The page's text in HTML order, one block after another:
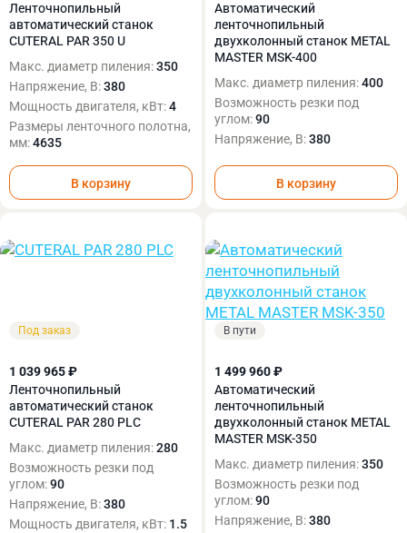
Ленточнопильный
автоматический станок
CUTERAL PAR 350 U
Макс. диаметр пиления:350
Напряжение, В:380
Мощность двигателя, кВт:4
Размеры ленточного полотна,
мм:4635
В корзину
Автоматический
ленточнопильный
двухколонный станок METAL
MASTER MSK-400
Макс. диаметр пиления:400
Возможность резки под
углом:90
Напряжение, В:380
В корзину
Под заказ
1 039 965 ₽
Ленточнопильный
автоматический станок
CUTERAL PAR 280 PLC
Макс. диаметр пиления:280
Возможность резки под
углом:90
Напряжение, В:380
Мощность двигателя, кВт: 1.5
В пути
1 499 960 ₽
Автоматический
ленточнопильный
двухколонный станок METAL
MASTER MSK-350
Макс. диаметр пиления:350
Возможность резки под
углом:90
Напряжение, В:380